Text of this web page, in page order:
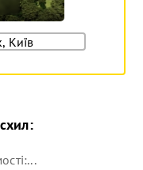
Київ
: